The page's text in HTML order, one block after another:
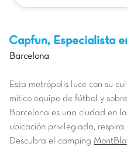
Capfun, Especialista
Barcelona
Esta metrópolis luce con su
mítico equipo de fútbol y
Barcelona es una ciudad en
ubicación privilegiada,
Descubra el camping